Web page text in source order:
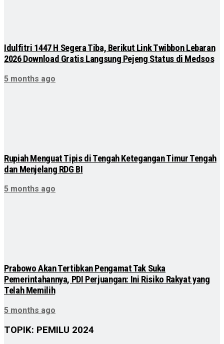
Idulfitri 1447 H Segera Tiba, Berikut Link Twibbon Lebaran
2026 Download Gratis Langsung Pejeng Status di Medsos
5 months ago
Rupiah Menguat Tipis di Tengah Ketegangan Timur Tengah
dan Menjelang RDG BI
5 months ago
Prabowo Akan Tertibkan Pengamat Tak Suka
Pemerintahannya, PDI Perjuangan: Ini Risiko Rakyat yang
Telah Memilih
5 months ago
TOPIK: PEMILU 2024